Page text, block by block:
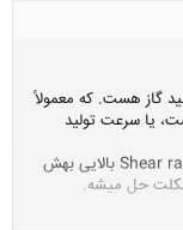
گاز هست. که معمولاً
یا سرعت تولید
ممکنه البته MFI مادت هم مناسب نباشه و تو دای Shear rate بالایی بهش
حل میشه.